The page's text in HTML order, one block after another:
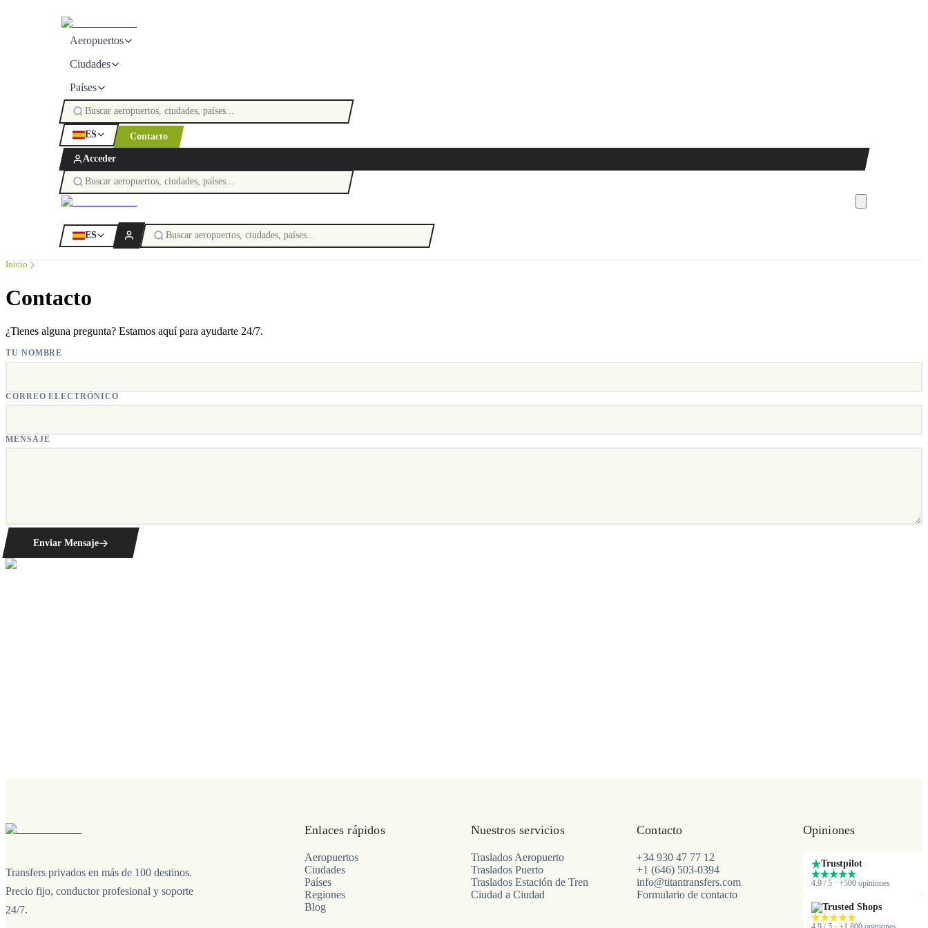
Aeropuertos
Ciudades
Países
ES Contacto
Acceder
ES
Inicio
Contacto
¿Tienes alguna pregunta? Estamos aquí para ayudarte 24/7.
TU NOMBRE
CORREO ELECTRÓNICO
MENSAJE
Enviar Mensaje
Transfers privados en más de 100 destinos.
Precio fijo, conductor profesional y soporte
24/7.
Enlaces rápidos
Aeropuertos
Ciudades
Países
Regiones
Blog
Nuestros servicios
Traslados Aeropuerto
Traslados Puerto
Traslados Estación de Tren
Ciudad a Ciudad
Contacto
+34 930 47 77 12
+1 (646) 503-0394
info@titantransfers.com
Formulario de contacto
Opiniones
Trustpilot
4.9 / 5 · +500 opiniones
Trusted Shops